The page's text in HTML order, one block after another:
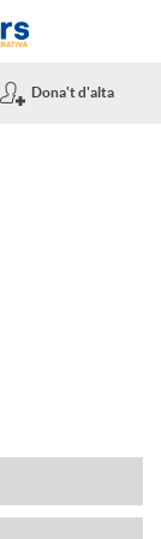
Dona't d'alta